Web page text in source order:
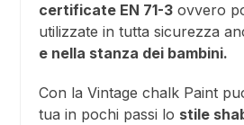
certificate EN 71-3 ovvero
utilizzate in tutta sicurezza
e nella stanza dei bambini.
Con la Vintage chalk Paint
tua in pochi passi lo stile